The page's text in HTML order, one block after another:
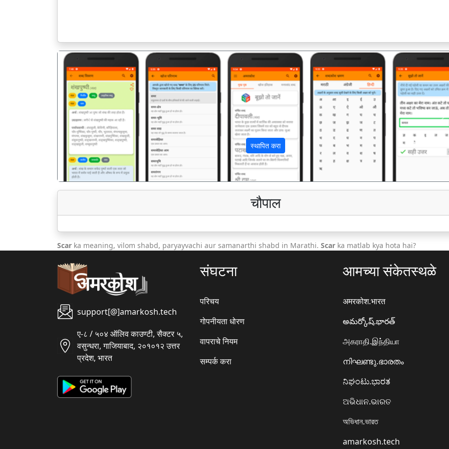
स्थापित करा
पिछला
चौपाल
Scar ka meaning, vilom shabd, paryayvachi aur samanarthi shabd in Marathi. Scar ka matlab kya hota hai?
support[@]amarkosh.tech
ए-८ / ५०४ ऑलिव काउण्टी, सैक्टर ५,
वसुन्धरा, गाजियाबाद, २०१०१२ उत्तर
प्रदेश, भारत
संघटना
परिचय
गोपनीयता धोरण
वापराचे नियम
सम्पर्क करा
आमच्या संकेतस्थळे
अमरकोश.भारत
అమర్కోష్.భారత్
அகராதி.இந்தியா
നിഘണ്ടു.ഭാരതം
ನಿಘಂಟು.ಭಾರತ
ଅଭିଧାନ.ଭାରତ
অভিধান.ভারত
amarkosh.tech